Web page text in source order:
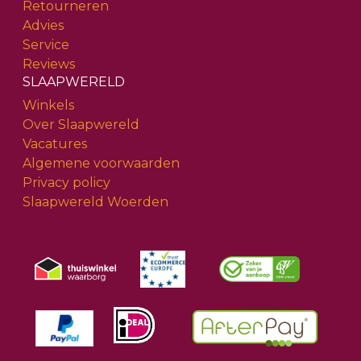
Retourneren
Advies
Service
Reviews
SLAAPWERELD
Winkels
Over Slaapwereld
Vacatures
Algemene voorwaarden
Privacy policy
Slaapwereld Woerden